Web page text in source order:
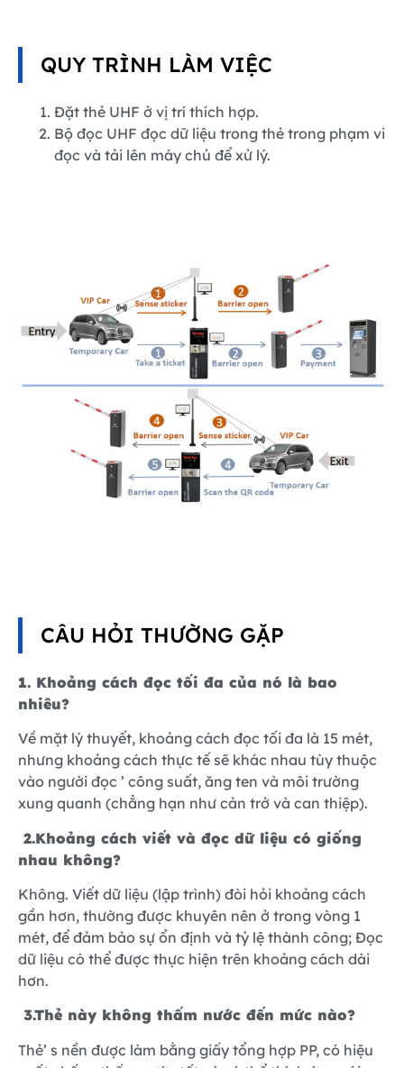
QUY TRÌNH LÀM VIỆC
Đặt thẻ UHF ở vị trí thích hợp.
Bộ đọc UHF đọc dữ liệu trong thẻ trong phạm vi
đọc và tải lên máy chủ để xử lý.
CÂU HỎI THƯỜNG GẶP
1. Khoảng cách đọc tối đa của nó là bao
nhiêu?
Về mặt lý thuyết, khoảng cách đọc tối đa là 15 mét,
nhưng khoảng cách thực tế sẽ khác nhau tùy thuộc
vào người đọc ’ công suất, ăng ten và môi trường
xung quanh (chẳng hạn như cản trở và can thiệp).
2.Khoảng cách viết và đọc dữ liệu có giống
nhau không?
Không. Viết dữ liệu (lập trình) đòi hỏi khoảng cách
gần hơn, thường được khuyên nên ở trong vòng 1
mét, để đảm bảo sự ổn định và tỷ lệ thành công; Đọc
dữ liệu có thể được thực hiện trên khoảng cách dài
hơn.
3.Thẻ này không thấm nước đến mức nào?
Thẻ’ s nền được làm bằng giấy tổng hợp PP, có hiệu